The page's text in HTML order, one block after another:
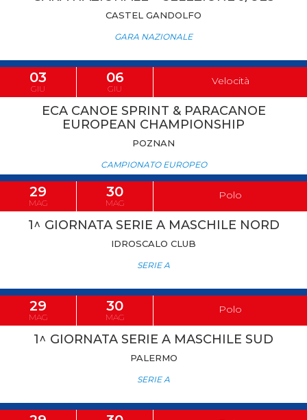
CASTEL GANDOLFO
GARA NAZIONALE
03
GIU
06
GIU
Velocità
ECA CANOE SPRINT & PARACANOE
EUROPEAN CHAMPIONSHIP
POZNAN
CAMPIONATO EUROPEO
29
MAG
30
MAG
Polo
1^ GIORNATA SERIE A MASCHILE NORD
IDROSCALO CLUB
SERIE A
29
MAG
30
MAG
Polo
1^ GIORNATA SERIE A MASCHILE SUD
PALERMO
SERIE A